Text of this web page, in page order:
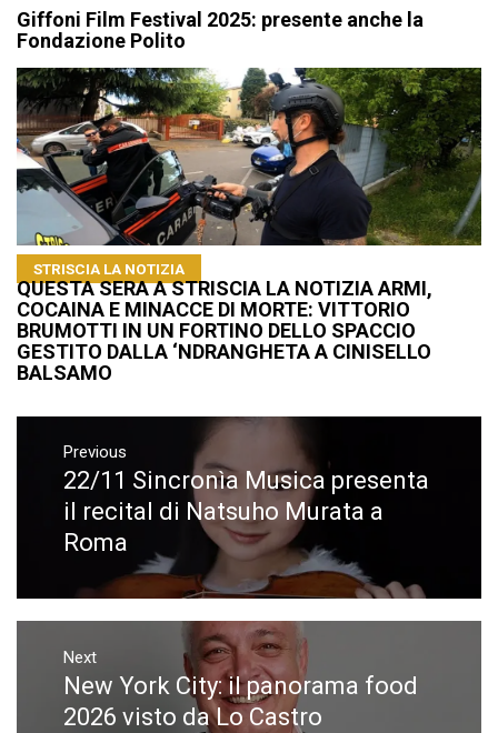
Giffoni Film Festival 2025: presente anche la
Fondazione Polito
STRISCIA LA NOTIZIA
QUESTA SERA A STRISCIA LA NOTIZIA ARMI,
COCAINA E MINACCE DI MORTE: VITTORIO
BRUMOTTI IN UN FORTINO DELLO SPACCIO
GESTITO DALLA ‘NDRANGHETA A CINISELLO
BALSAMO
Navigazione
articoli
Previous
Previous
post:
22/11 Sincronìa Musica presenta
il recital di Natsuho Murata a
Roma
Next
Next
post:
New York City: il panorama food
2026 visto da Lo Castro